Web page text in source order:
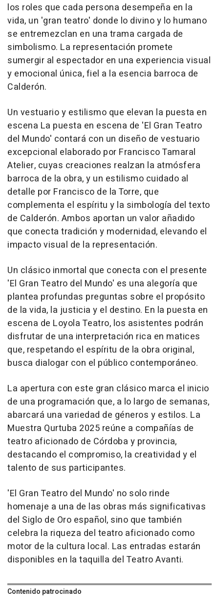
los roles que cada persona desempeña en la
vida, un 'gran teatro' donde lo divino y lo humano
se entremezclan en una trama cargada de
simbolismo. La representación promete
sumergir al espectador en una experiencia visual
y emocional única, fiel a la esencia barroca de
Calderón.
Un vestuario y estilismo que elevan la puesta en
escena La puesta en escena de 'El Gran Teatro
del Mundo' contará con un diseño de vestuario
excepcional elaborado por Francisco Tamaral
Atelier, cuyas creaciones realzan la atmósfera
barroca de la obra, y un estilismo cuidado al
detalle por Francisco de la Torre, que
complementa el espíritu y la simbología del texto
de Calderón. Ambos aportan un valor añadido
que conecta tradición y modernidad, elevando el
impacto visual de la representación.
Un clásico inmortal que conecta con el presente
'El Gran Teatro del Mundo' es una alegoría que
plantea profundas preguntas sobre el propósito
de la vida, la justicia y el destino. En la puesta en
escena de Loyola Teatro, los asistentes podrán
disfrutar de una interpretación rica en matices
que, respetando el espíritu de la obra original,
busca dialogar con el público contemporáneo.
La apertura con este gran clásico marca el inicio
de una programación que, a lo largo de semanas,
abarcará una variedad de géneros y estilos. La
Muestra Qurtuba 2025 reúne a compañías de
teatro aficionado de Córdoba y provincia,
destacando el compromiso, la creatividad y el
talento de sus participantes.
'El Gran Teatro del Mundo' no solo rinde
homenaje a una de las obras más significativas
del Siglo de Oro español, sino que también
celebra la riqueza del teatro aficionado como
motor de la cultura local. Las entradas estarán
disponibles en la taquilla del Teatro Avanti.
Contenido patrocinado